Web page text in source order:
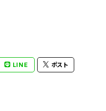
LINE ポスト